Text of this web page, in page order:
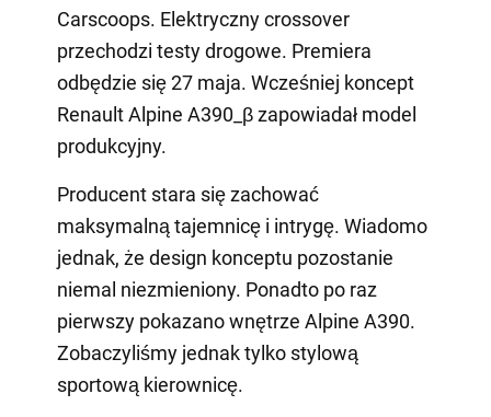
Carscoops. Elektryczny crossover
przechodzi testy drogowe. Premiera
odbędzie się 27 maja. Wcześniej koncept
Renault Alpine A390_β zapowiadał model
produkcyjny.
Producent stara się zachować
maksymalną tajemnicę i intrygę. Wiadomo
jednak, że design konceptu pozostanie
niemal niezmieniony. Ponadto po raz
pierwszy pokazano wnętrze Alpine A390.
Zobaczyliśmy jednak tylko stylową
sportową kierownicę.